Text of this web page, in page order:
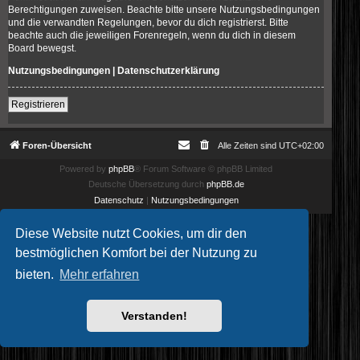
Diese Website nutzt Cookies, um dir den
bestmöglichen Komfort bei der Nutzung zu
bieten. Mehr erfahren
Verstanden!
Berechtigungen zuweisen. Beachte bitte unsere Nutzungsbedingungen
und die verwandten Regelungen, bevor du dich registrierst. Bitte
beachte auch die jeweiligen Forenregeln, wenn du dich in diesem
Board bewegst.
Nutzungsbedingungen | Datenschutzerklärung
Registrieren
Foren-Übersicht Alle Zeiten sindUTC+02:00
Powered byphpBB® Forum Software © phpBB Limited
Deutsche Übersetzung durch phpBB.de
Datenschutz | Nutzungsbedingungen